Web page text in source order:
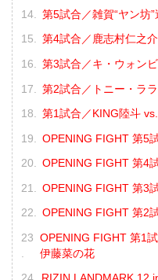
第5試合／雑賀“ヤン坊
第4試合／鹿志村仁之
第3試合／キ・ウォン
第2試合／トニー・ラ
第1試合／KING陸斗
OPENING FIGHT 第5
OPENING FIGHT 第4
OPENING FIGHT 第3
OPENING FIGHT 第2
OPENING FIGHT 第1
伊藤菜の花